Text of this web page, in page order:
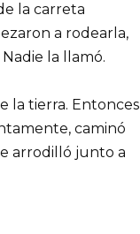
la carreta
a rodearla,
la llamó.
la tierra. Entonces
caminó
arrodilló junto a